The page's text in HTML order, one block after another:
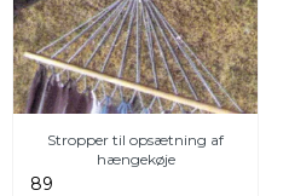
Stropper til opsætning af
hængekøje
89